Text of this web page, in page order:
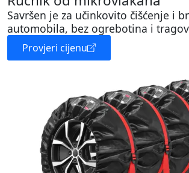
Savršen je za učinkovito čišćenje i
automobila, bez ogrebotina i
Provjeri cijenu